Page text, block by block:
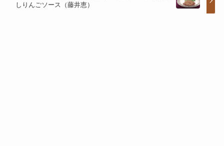
しりんごソース（藤井恵）